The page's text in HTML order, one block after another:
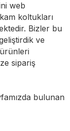
web
koltukları
Bizler bu
ve
sipariş
bulunan